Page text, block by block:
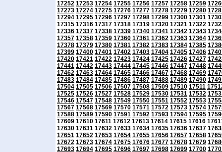
17252 17253 17254 17255 17256 17257 17258 17259
17273 17274 17275 17276 17277 17278 17279 17280
17294 17295 17296 17297 17298 17299 17300 17301
17315 17316 17317 17318 17319 17320 17321 17322
17336 17337 17338 17339 17340 17341 17342 17343
17357 17358 17359 17360 17361 17362 17363 17364
17378 17379 17380 17381 17382 17383 17384 17385
17399 17400 17401 17402 17403 17404 17405 17406
17420 17421 17422 17423 17424 17425 17426 17427
17441 17442 17443 17444 17445 17446 17447 17448
17462 17463 17464 17465 17466 17467 17468 17469
17483 17484 17485 17486 17487 17488 17489 17490
17504 17505 17506 17507 17508 17509 17510 17511
17525 17526 17527 17528 17529 17530 17531 17532
17546 17547 17548 17549 17550 17551 17552 17553
17567 17568 17569 17570 17571 17572 17573 17574
17588 17589 17590 17591 17592 17593 17594 17595
17609 17610 17611 17612 17613 17614 17615 17616
17630 17631 17632 17633 17634 17635 17636 17637
17651 17652 17653 17654 17655 17656 17657 17658
17672 17673 17674 17675 17676 17677 17678 17679
17693 17694 17695 17696 17697 17698 17699 17700